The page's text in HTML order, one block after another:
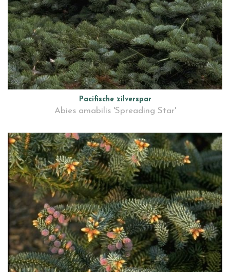
Pacifische zilverspar
Abies amabilis 'Spreading Star'